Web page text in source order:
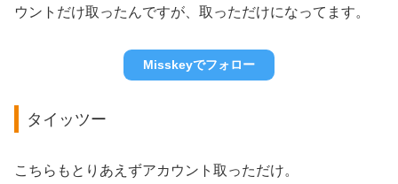
ウントだけ取ったんですが、取っただけになってます。
Misskeyでフォロー
タイッツー
こちらもとりあえずアカウント取っただけ。